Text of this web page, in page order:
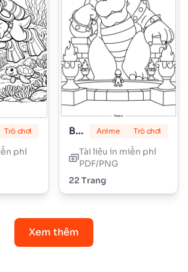
Trò chơi
phí
Bowser Anime Trò chơi
Tài liệu in miễn phí
PDF/PNG
22 Trang
Xem thêm